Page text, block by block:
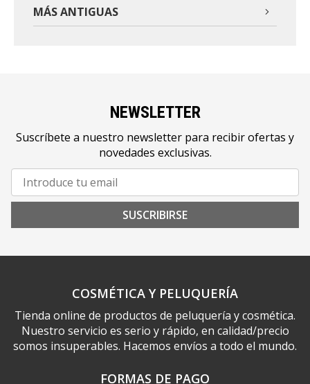
MÁS ANTIGUAS
NEWSLETTER
Suscríbete a nuestro newsletter para recibir ofertas y
novedades exclusivas.
SUSCRIBIRSE
COSMÉTICA Y PELUQUERÍA
Tienda online de productos de peluquería y cosmética.
Nuestro servicio es serio y rápido, en calidad/precio
somos insuperables. Hacemos envíos a todo el mundo.
FORMAS DE PAGO